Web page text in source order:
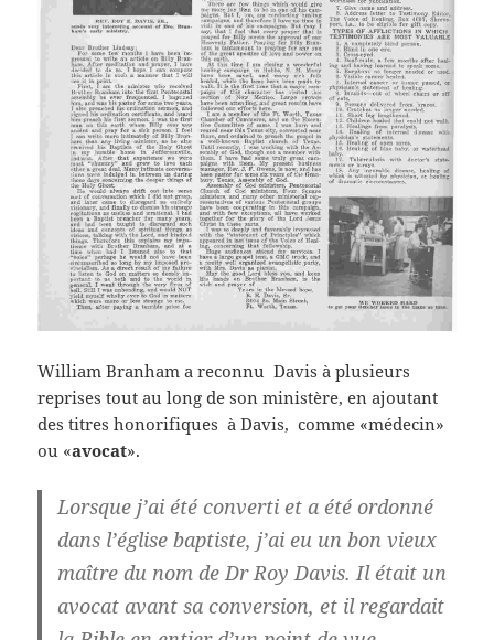
William Branham a reconnu Davis à plusieurs
reprises tout au long de son ministère, en ajoutant
des titres honorifiques à Davis, comme «médecin»
ou «avocat».
Lorsque j’ai été converti et a été ordonné
dans l’église baptiste, j’ai eu unbon vieux
maître du nom de Dr Roy Davis. Il était un
avocat avant sa conversion, et il regardait